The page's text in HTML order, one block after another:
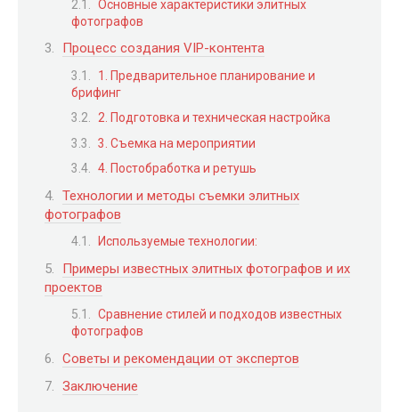
Основные характеристики элитных
фотографов
Процесс создания VIP-контента
1. Предварительное планирование и
брифинг
2. Подготовка и техническая настройка
3. Съемка на мероприятии
4. Постобработка и ретушь
Технологии и методы съемки элитных
фотографов
Используемые технологии:
Примеры известных элитных фотографов и их
проектов
Сравнение стилей и подходов известных
фотографов
Советы и рекомендации от экспертов
Заключение